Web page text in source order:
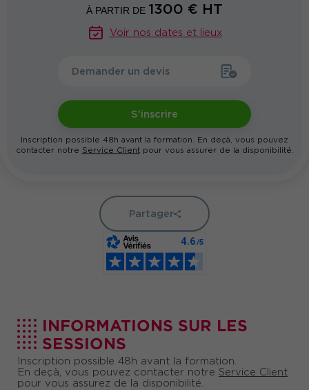
À PARTIR DE 1300 € HT
Voir nos dates et lieux
Demander un devis
S'inscrire
Inscription possible 48h avant la formation. En deçà, vous pouvez
contacter notre Service Clientpour vous assurer de la disponibilité.
Partager
INFORMATIONS SUR LES
SESSIONS
Inscription possible 48h avant la formation.
En deçà, vous pouvez contacter notre Service Client
pour vous assurez de la disponibilité.